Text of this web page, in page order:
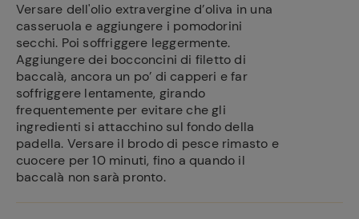
Versare dell'olio extravergine d’oliva in una
casseruola e aggiungere i pomodorini
secchi. Poi soffriggere leggermente.
Aggiungere dei bocconcini di filetto di
baccalà, ancora un po’ di capperi e far
soffriggere lentamente, girando
frequentemente per evitare che gli
ingredienti si attacchino sul fondo della
padella. Versare il brodo di pesce rimasto e
cuocere per 10 minuti, fino a quando il
baccalà non sarà pronto.